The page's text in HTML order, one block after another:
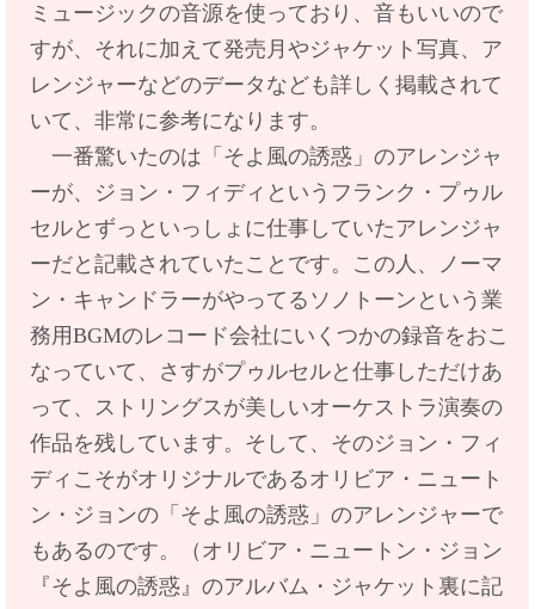
ミュージックの音源を使っており、音もいいので
すが、それに加えて発売月やジャケット写真、ア
レンジャーなどのデータなども詳しく掲載されて
いて、非常に参考になります。
一番驚いたのは「そよ風の誘惑」のアレンジャ
ーが、ジョン・フィディというフランク・プゥル
セルとずっといっしょに仕事していたアレンジャ
ーだと記載されていたことです。この人、
ノーマ
ン・キャンドラーがやってるソノトーンという業
務用BGMのレコード会社にいくつかの録音をおこ
なっていて、さすがプゥルセルと仕事しただけあ
って、ストリングスが美しいオーケストラ演奏の
作品を残しています。そして、そのジョン・フィ
ディこそがオリジナルであるオリビア・ニュート
ン・ジョンの「そよ風の誘惑」のアレンジャーで
もあるのです。（オリビア・ニュートン・ジョン
『そよ風の誘惑』のアルバム・ジャケット裏に記